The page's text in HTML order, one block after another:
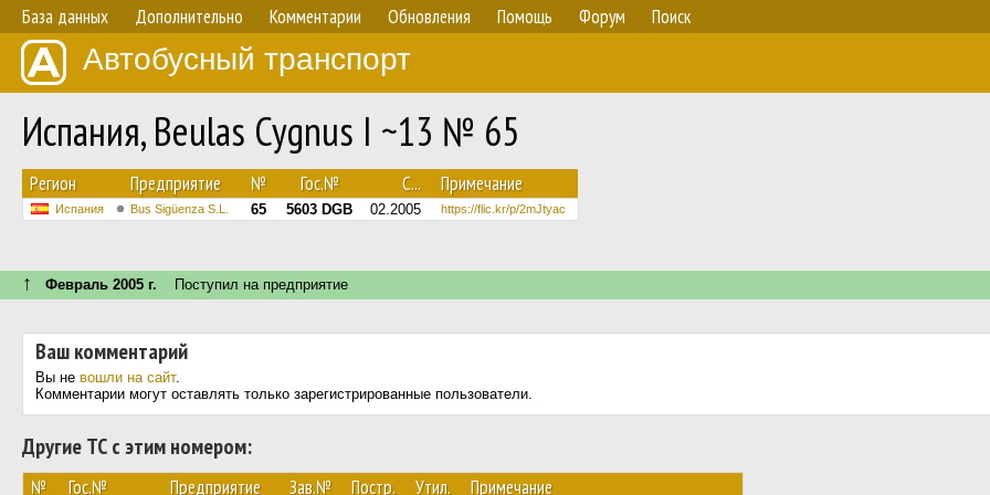
База данных Дополнительно Комментарии Обновления Помощь Форум Поиск
Автобусный транспорт
Испания, Beulas Cygnus I ~13 № 65
Регион Предприятие № Гос.№ С... Примечание
Испания Bus Sigüenza S.L. 65 5603 DGB 02.2005 https://flic.kr/p/2mJtyac
↑ Февраль 2005 г. Поступил на предприятие
Ваш комментарий
Вы не вошли на сайт.
Комментарии могут оставлять только зарегистрированные пользователи.
Другие ТС с этим номером:
№ Гос.№ Предприятие Зав.№ Постр. Утил. Примечание